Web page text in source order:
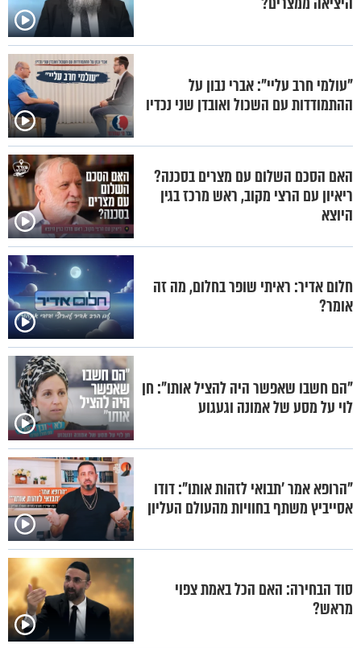
"עולמי חרב עליי": אברי נבון על
ההתמודדות עם השכול ואובדן שני נכדיו
האם הסכם השלום עם מצרים בסכנה?
ריאיון עם הרצי מקוב, ראש מרכז בגין
היוצא
חלום אדיר: ראיתי שופר בחלום, מה זה
אומר?
"הם חשבו שאפשר היה להציל אותו": חן
לוי על מסע של אמונה וגעגוע
"הרופא אמר 'תבואי לזהות אותו": דודו
אסייביץ משתף בחוויות מהעולם העליון
סוד הבחירה: האם הכל באמת צפוי
מראש?